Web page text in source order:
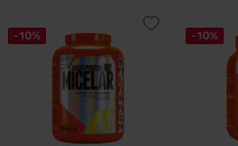
-10% -10%